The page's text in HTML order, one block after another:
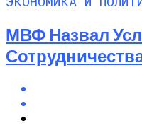
МВФ Назвал